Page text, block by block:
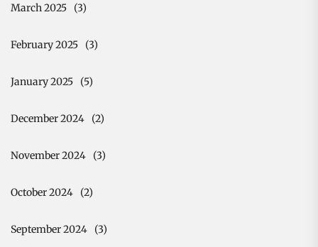
March 2025 (3)
February 2025 (3)
January 2025 (5)
December 2024 (2)
November 2024 (3)
October 2024 (2)
September 2024 (3)